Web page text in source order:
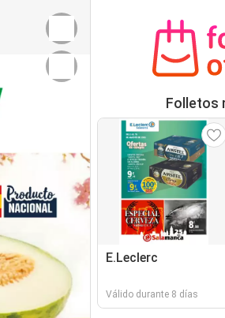
Folletos
E.Leclerc
Válido durante 8 días